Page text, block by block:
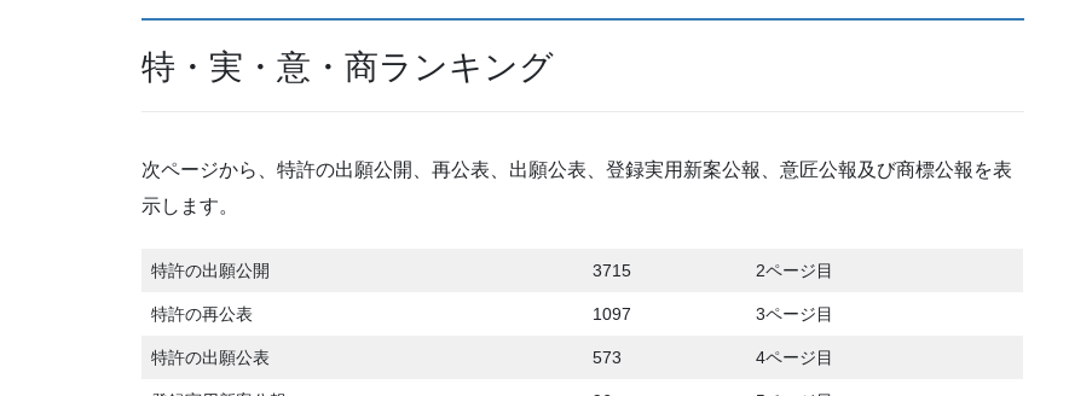
特・実・意・商ランキング
次ページから、特許の出願公開、再公表、出願公表、登録実用新案公報、意匠公報及び商標公報を表
示します。
特許の出願公開 3715 2ページ目
特許の再公表 1097 3ページ目
特許の出願公表 573 4ページ目